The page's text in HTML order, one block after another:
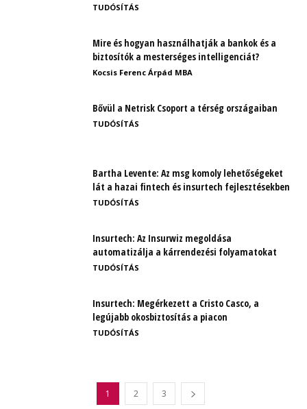
TUDÓSÍTÁS
Mire és hogyan használhatják a bankok és a
biztosítók a mesterséges intelligenciát?
Kocsis Ferenc Árpád MBA
Bővül a Netrisk Csoport a térség országaiban
TUDÓSÍTÁS
Bartha Levente: Az msg komoly lehetőségeket
lát a hazai fintech és insurtech fejlesztésekben
TUDÓSÍTÁS
Insurtech: Az Insurwiz megoldása
automatizálja a kárrendezési folyamatokat
TUDÓSÍTÁS
Insurtech: Megérkezett a Cristo Casco, a
legújabb okosbiztosítás a piacon
TUDÓSÍTÁS
1 2 3